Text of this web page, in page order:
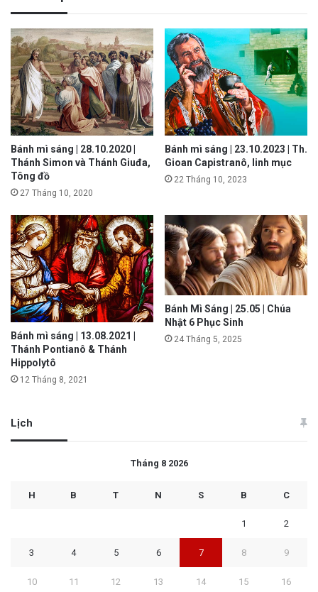
Bánh mì sáng | 28.10.2020 |
Thánh Simon và Thánh Giuđa,
Tông đồ
27 Tháng 10, 2020
Bánh mì sáng | 23.10.2023 | Th.
Gioan Capistranô, linh mục
22 Tháng 10, 2023
Bánh mì sáng | 13.08.2021 |
Thánh Pontianô & Thánh
Hippolytô
12 Tháng 8, 2021
Bánh Mì Sáng | 25.05 | Chúa
Nhật 6 Phục Sinh
24 Tháng 5, 2025
Lịch
Tháng 8 2026
H B T N S B C
1 2
3 4 5 6 7 8 9
10 11 12 13 14 15 16